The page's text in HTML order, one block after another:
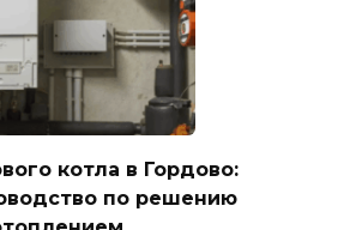
котла в Гордово:
по решению